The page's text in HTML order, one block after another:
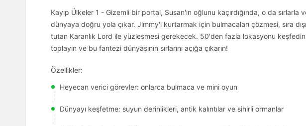
Kayıp Ülkeler 1 - Gizemli bir portal, Susan'ın oğlunu kaçırdığında, o da
dünyaya doğru yola çıkar. Jimmy'i kurtarmak için bulmacaları çözmesi, sıra
tutan Karanlık Lord ile yüzleşmesi gerekecek. 50'den fazla lokasyonu
toplayın ve bu fantezi dünyasının sırlarını açığa çıkarın!
Özellikler:
Heyecan verici görevler: onlarca bulmaca ve mini oyun
Dünyayı keşfetme: suyun derinlikleri, antik kalıntılar ve sihirli ormanlar